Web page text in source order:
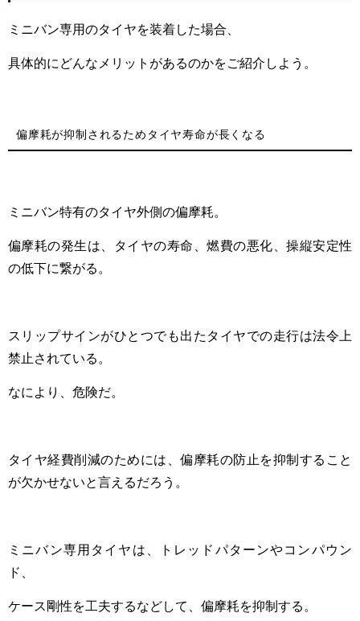
ミニバン専用のタイヤを装着した場合、
具体的にどんなメリットがあるのかをご紹介しよう。
偏摩耗が抑制されるためタイヤ寿命が長くなる
ミニバン特有のタイヤ外側の偏摩耗。
偏摩耗の発生は、タイヤの寿命、燃費の悪化、操縦安定性
の低下に繋がる。
スリップサインがひとつでも出たタイヤでの走行は法令上
禁止されている。
なにより、危険だ。
タイヤ経費削減のためには、偏摩耗の防止を抑制すること
が欠かせないと言えるだろう。
ミニバン専用タイヤは、トレッドパターンやコンパウン
ド、
ケース剛性を工夫するなどして、偏摩耗を抑制する。